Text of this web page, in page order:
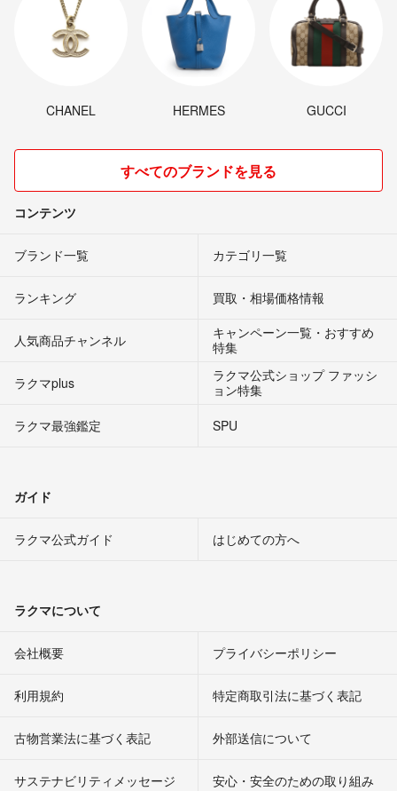
CHANEL HERMES GUCCI
すべてのブランドを見る
コンテンツ
ブランド一覧 カテゴリ一覧
ランキング 買取・相場価格情報
人気商品チャンネル
キャンペーン一覧・おすすめ
特集
ラクマplus
ラクマ公式ショップ ファッシ
ョン特集
ラクマ最強鑑定
SPU
ガイド
ラクマ公式ガイド はじめての方へ
ラクマについて
会社概要 プライバシーポリシー
利用規約 特定商取引法に基づく表記
古物営業法に基づく表記 外部送信について
サステナビリティメッセージ 安心・安全のための取り組み